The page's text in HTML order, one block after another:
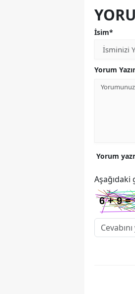
İsim*
Yorum
Yorum